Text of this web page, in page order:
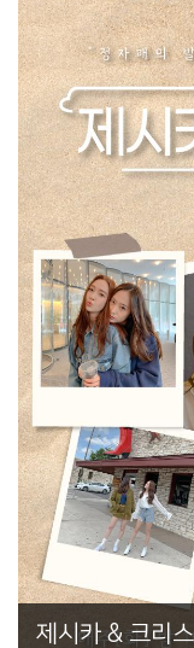
제시카 & 크리